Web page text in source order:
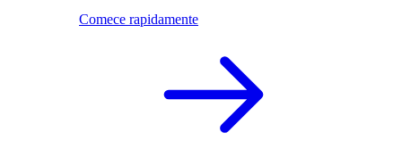
Comece rapidamente